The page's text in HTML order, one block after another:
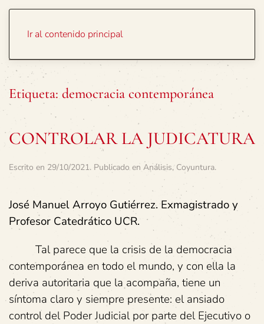
Ir al contenido principal
Etiqueta: democracia contemporánea
CONTROLAR LA JUDICATURA
Escrito en 29/10/2021. Publicado en Análisis, Coyuntura.
José Manuel Arroyo Gutiérrez. Exmagistrado y
Profesor Catedrático UCR.
Tal parece que la crisis de la democracia
contemporánea en todo el mundo, y con ella la
deriva autoritaria que la acompaña, tiene un
síntoma claro y siempre presente: el ansiado
control del Poder Judicial por parte del Ejecutivo o